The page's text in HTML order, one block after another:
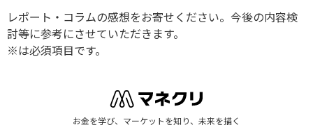
レポート・コラムの感想をお寄せください。今後の内容検
討等に参考にさせていただきます。
※は必須項目です。
お金を学び、マーケットを知り、未来を描く